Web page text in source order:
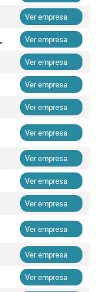
Ver empresa
Ver empresa
Ver empresa
Ver empresa
Ver empresa
Ver empresa
Ver empresa
Ver empresa
Ver empresa
Ver empresa
Ver empresa
Ver empresa